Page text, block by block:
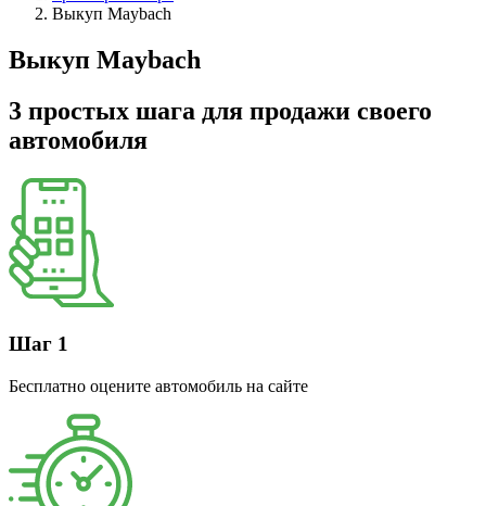
Выкуп Maybach
Выкуп Maybach
3 простых шага для продажи своего
автомобиля
Шаг 1
Бесплатно оцените автомобиль на сайте